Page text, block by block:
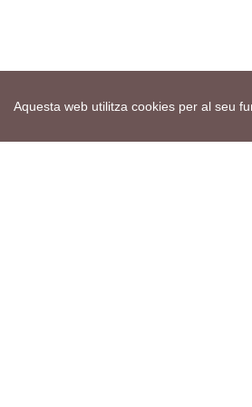
Aquesta web utilitza cookies per al seu